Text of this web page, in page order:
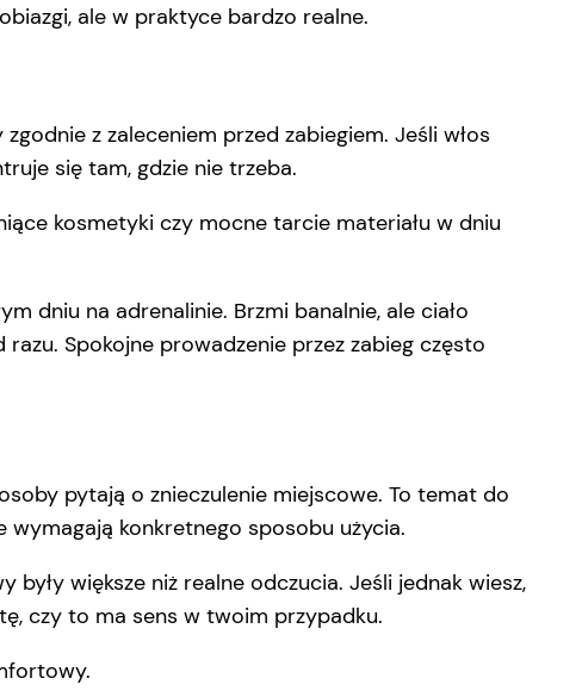
ale w praktyce bardzo realne.
z zaleceniem przed zabiegiem. Jeśli włos
się tam, gdzie nie trzeba.
kosmetyki czy mocne tarcie materiału w dniu
dniu na adrenalinie. Brzmi banalnie, ale ciało
Spokojne prowadzenie przez zabieg często
pytają o znieczulenie miejscowe. To temat do
konkretnego sposobu użycia.
większe niż realne odczucia. Jeśli jednak wiesz,
czy to ma sens w twoim przypadku.